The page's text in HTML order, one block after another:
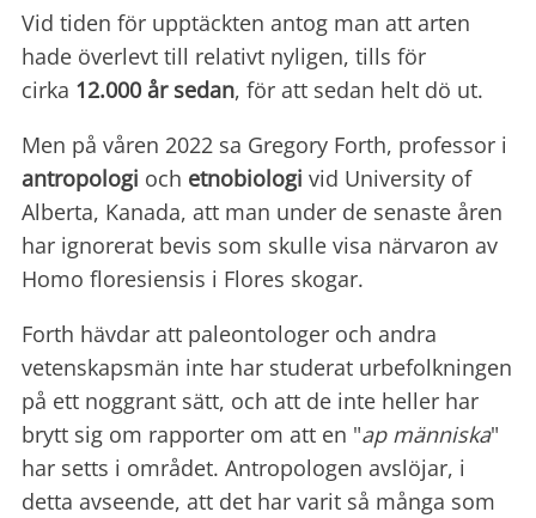
Vid tiden för upptäckten antog man att arten
hade överlevt till relativt nyligen, tills för
cirka 12.000 år sedan, för att sedan helt dö ut.
Men på våren 2022 sa Gregory Forth, professor i
antropologi och etnobiologi vid University of
Alberta, Kanada, att man under de senaste åren
har ignorerat bevis som skulle visa närvaron av
Homo floresiensis i Flores skogar.
Forth hävdar att paleontologer och andra
vetenskapsmän inte har studerat urbefolkningen
på ett noggrant sätt, och att de inte heller har
brytt sig om rapporter om att en "ap människa"
har setts i området. Antropologen avslöjar, i
detta avseende, att det har varit så många som